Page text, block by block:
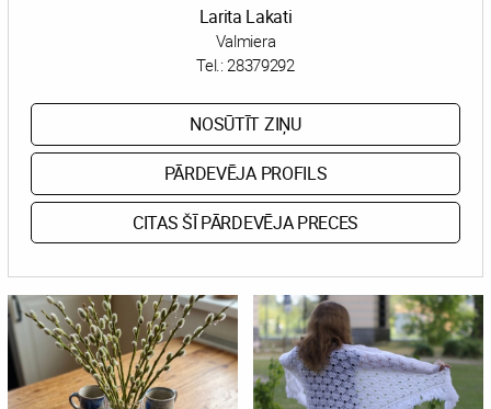
Larita Lakati
Valmiera
Tel.:28379292
NOSŪTĪT ZIŅU
PĀRDEVĒJA PROFILS
CITAS ŠĪ PĀRDEVĒJA PRECES